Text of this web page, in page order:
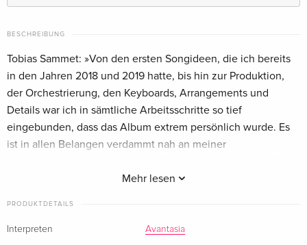
Japan Edition
· Japan Edition
CHF 37.50
BESCHREIBUNG
Mehr lesen
Tobias Sammet: »Von den ersten Songideen, die ich bereits
in den Jahren 2018 und 2019 hatte, bis hin zur Produktion,
der Orchestrierung, den Keyboards, Arrangements und
Details war ich in sämtliche Arbeitsschritte so tief
eingebunden, dass das Album extrem persönlich wurde. Es
ist in allen Belangen verdammt nah an meiner
sehr viel Zeit in den letzten zweieinhalb Jahren hatte. Es gab
Bedeutung, denn es diente mir als Eingang in eine andere
PRODUKTDETAILS
Interpreten Avantasia